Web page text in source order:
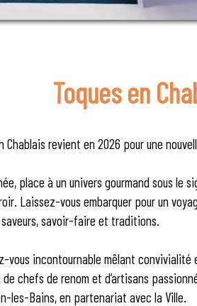
Toques en
Chablais revient en 2026 pour une
place à un univers gourmand sous le
Laissez-vous embarquer pour un
savoir-faire et traditions.
vous incontournable mêlant convivialité
chefs de renom et d’artisans
les-Bains, en partenariat avec la Ville.